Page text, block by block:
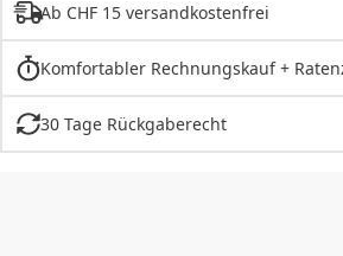
Ab CHF 15 versandkostenfrei
Komfortabler Rechnungskauf +
30 Tage Rückgaberecht